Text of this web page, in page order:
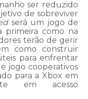
ser reduzido
de sobreviver
será um jogo de
primeira como na
terão de gerir
como construir
para enfrentar
jogo cooperativos
para a Xbox em
em acesso